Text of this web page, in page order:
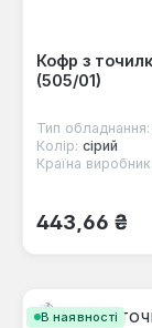
Кофр з
(505/01)
Тип обладнання:
Колір: сірий
Країна виробник:
Звичайна
443,66 ₴
В наявності